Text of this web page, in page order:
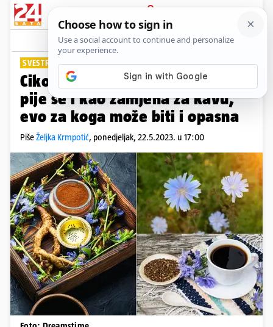
PRIJAVA
Lifestyle Komentari
SVESTRANA BILJKA PLUS+
Cikorija je odličan probiotik, ali
pije se i kao zamjena za kavu,
evo za koga može biti i opasna
PišeŽeljka Krmpotić, ponedjeljak, 22.5.2023. u 17:00